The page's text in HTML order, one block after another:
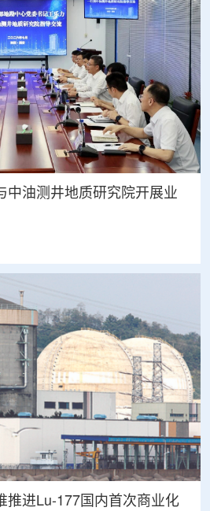
中油测井地质研究院开展业
推进Lu-177国内首次商业化